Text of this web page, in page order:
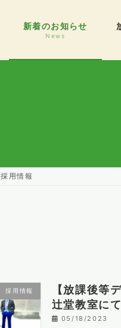
新着のお知らせ
News
採用情報
採用情報
【放課後等
辻堂教室に
05/18/2023